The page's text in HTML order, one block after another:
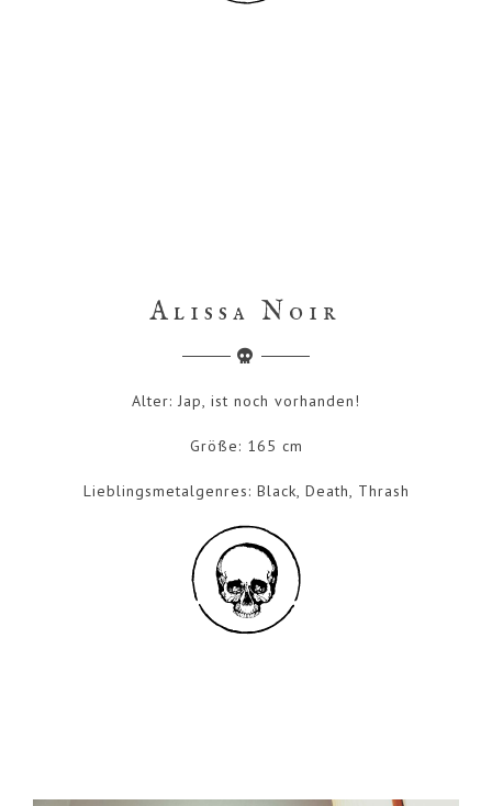
Alissa Noir
Alter: Jap, ist noch vorhanden!
Größe: 165 cm
Lieblingsmetalgenres: Black, Death, Thrash